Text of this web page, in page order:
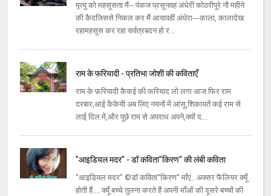
मृत्यु को महसूसता मैं-- पंकज प्रसूनवह अंधेरी कोठरीपूरे नौ महीने
की कैदजिससे निकल कर मैं आयावहीं अंधेरा---काला, कालादेख
रहामहसूस कर रहा सर्वत्रबदन हो र...
राम के फरियादी - प्रतिभा जोशी की कविताएँ
राम के फ़रियादी कैकई की फरियाद लो लगा आज फिर राम
दरबार,आई कैकेयी अब लिए नयनों में आंसू,शिकायतें कई राम से
लाई दिल में,और पूछे राम से अपराध अपने,क्यों द...
"आइडियल मदर" - डॉ कविता"किरण" की लंबी कविता
"आइडियल मदर" ©डॉ कविता"किरण" माँएं.. अक्सर फैलियर क्यूँ
होती हैं.... क्यूँ बच्चे तुलना करते हैं अपनी माँओं की दूसरे बच्चों की